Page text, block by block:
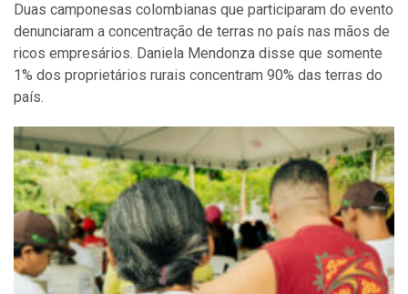
Duas camponesas colombianas que participaram do evento
denunciaram a concentração de terras no país nas mãos de
ricos empresários. Daniela Mendonza disse que somente
1% dos proprietários rurais concentram 90% das terras do
país.